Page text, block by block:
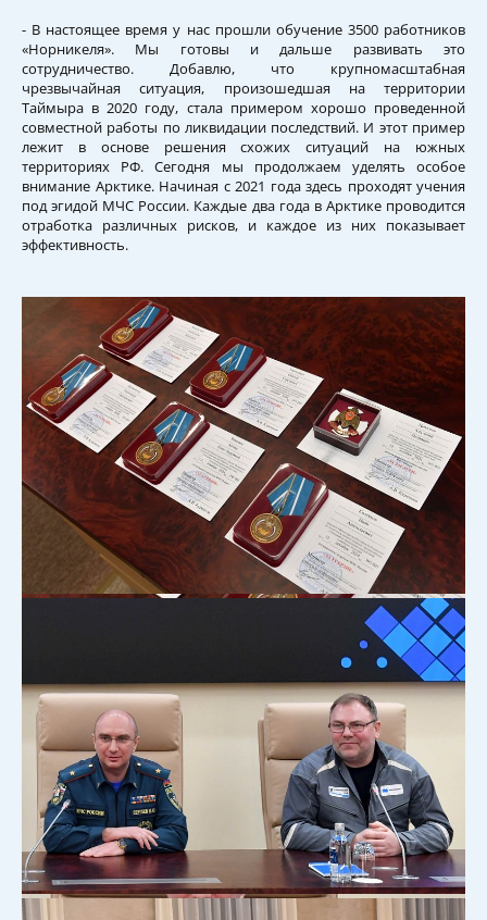
- В настоящее время у нас прошли обучение 3500 работников
«Норникеля». Мы готовы и дальше развивать это
сотрудничество. Добавлю, что крупномасштабная
чрезвычайная ситуация, произошедшая на территории
Таймыра в 2020 году, стала примером хорошо проведенной
совместной работы по ликвидации последствий. И этот пример
лежит в основе решения схожих ситуаций на южных
территориях РФ. Сегодня мы продолжаем уделять особое
внимание Арктике. Начиная с 2021 года здесь проходят учения
под эгидой МЧС России. Каждые два года в Арктике проводится
отработка различных рисков, и каждое из них показывает
эффективность.